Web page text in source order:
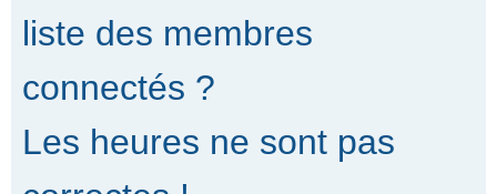
liste des membres
connectés ?
Les heures ne sont pas